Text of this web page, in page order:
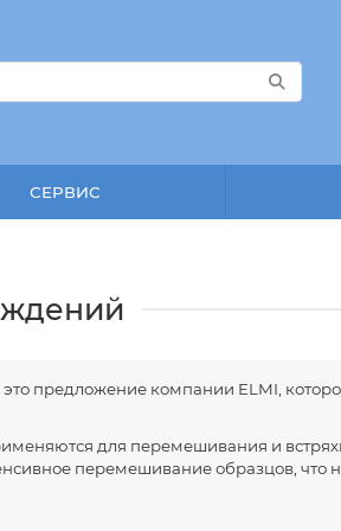
СЕРВИС
предложение компании ELMI,
для перемешивания и
перемешивание образцов, что